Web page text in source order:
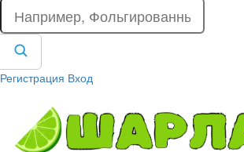
Регистрация Вход